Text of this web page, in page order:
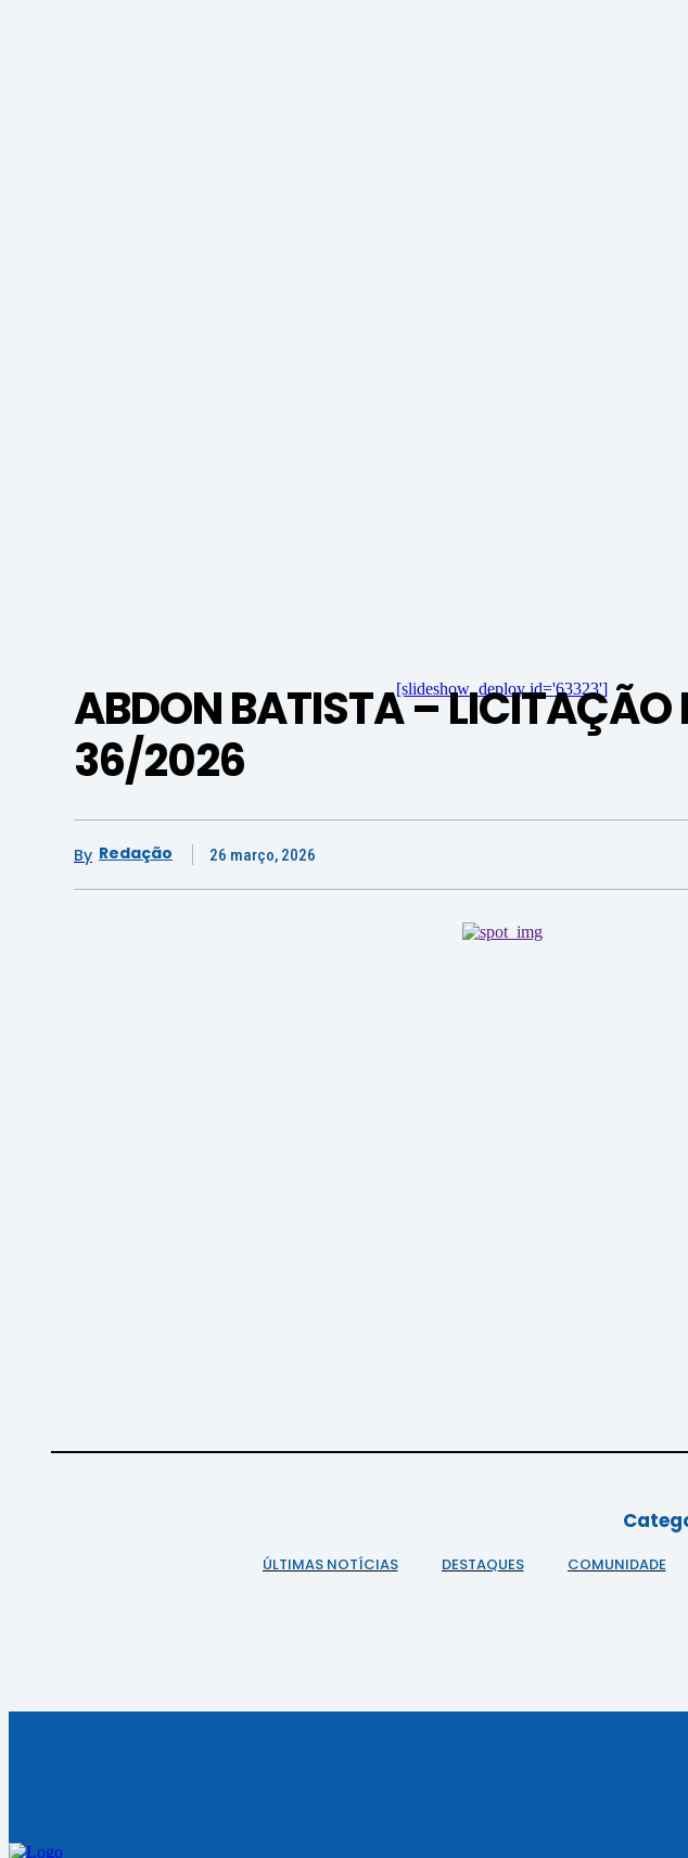
[slideshow_deploy id='63323']
ABDON BATISTA – LICITAÇÃO
36/2026
By Redação 26 março, 2026
ÚLTIMAS NOTÍCIAS DESTAQUES COMUNIDADE